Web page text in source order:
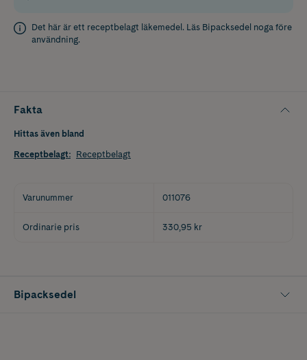
Det här är ett receptbelagt läkemedel. Läs Bipacksedel noga före
användning.
Fakta
Hittas även bland
Receptbelagt: Receptbelagt
Varunummer 011076
Ordinarie pris 330,95 kr
Bipacksedel